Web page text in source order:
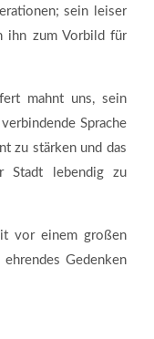
sein leiser
ihn zum Vorbild für
mahnt uns, sein
Sprache
zu stärken und das
Stadt lebendig zu
vor einem großen
Gedenken